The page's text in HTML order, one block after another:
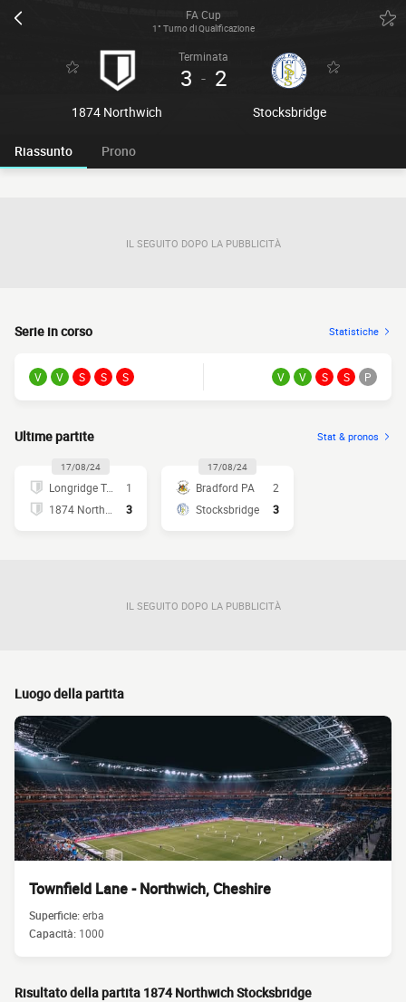
FA Cup
1° Turno di Qualificazione
1874 Northwich
Terminata
3 - 2
Stocksbridge
Riassunto Prono
IL SEGUITO DOPO LA PUBBLICITÀ
Serie in corso Statistiche
V V S S S V V S S P
Ultime partite Stat & pronos
17/08/24
Longridge Town
1
3
17/08/24
Bradford PA
2
Stocksbridge
3
IL SEGUITO DOPO LA PUBBLICITÀ
Luogo della partita
Townfield Lane - Northwich, Cheshire
Superficie:erba
Capacità: 1000
Risultato della partita 1874 Northwich Stocksbridge